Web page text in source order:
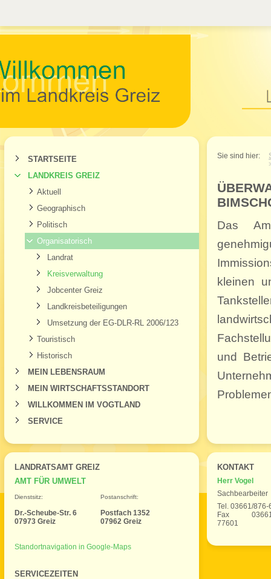
Willkommen im
STARTSEITE
LANDKREIS GREIZ
Aktuell
Geographisch
Politisch
Organisatorisch
Landrat
Kreisverwaltung
Jobcenter Greiz
Landkreisbeteiligungen
Umsetzung der EG-DLR-RL 2006/123
Touristisch
Historisch
MEIN LEBENSRAUM
MEIN WIRTSCHAFTSSTANDORT
WILLKOMMEN IM VOGTLAND
SERVICE
LANDRATSAMT GREIZ
AMT FÜR UMWELT
Dienstsitz: Postanschrift:
Dr.-Scheube-Str. 6
Postfach 1352
07973 Greiz
07962 Greiz
Standortnavigation in Google-Maps
SERVICEZEITEN
Sie sind hier:
Das
kleinen
und
KONTAKT
Herr Vogel
Sachbearbeiter
Tel. 03661/876-
Fax 03661/
77601